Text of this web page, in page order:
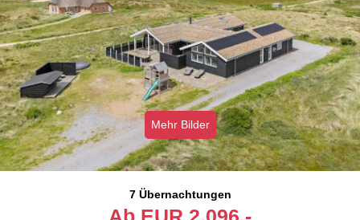
Mehr Bilder
7 Übernachtungen